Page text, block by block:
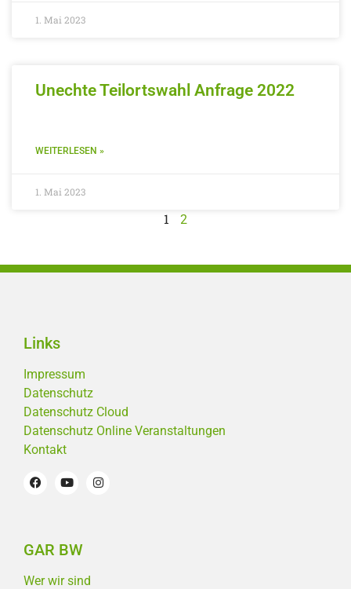
1. Mai 2023
Unechte Teilortswahl Anfrage 2022
WEITERLESEN »
1. Mai 2023
1 2
Links
Impressum
Datenschutz
Datenschutz Cloud
Datenschutz Online Veranstaltungen
Kontakt
GAR BW
Wer wir sind